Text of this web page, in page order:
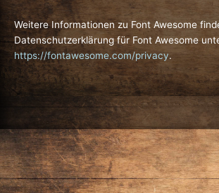
Weitere Informationen zu Font Awesome
Datenschutzerklärung für Font Awesome
https://fontawesome.com/privacy.